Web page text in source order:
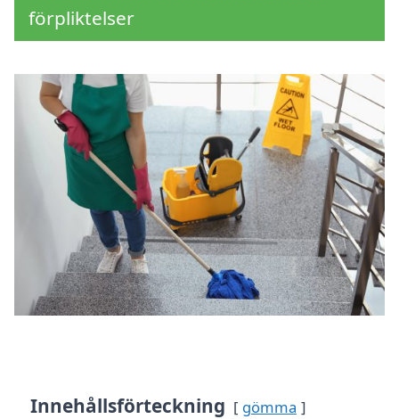
förpliktelser
Innehållsförteckning gömma